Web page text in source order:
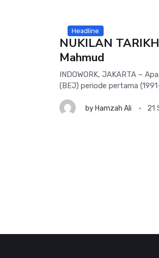
Headline
NUKILAN
Mahmud
INDOWORK, JAKARTA –
(BEJ) periode pertama
by Hamzah Ali 21